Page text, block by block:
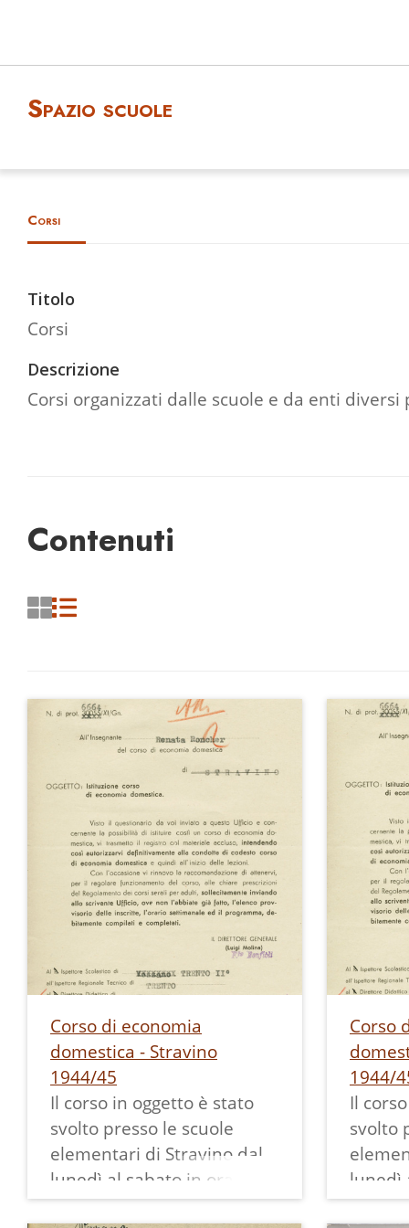
Spazio scuole
Corsi
Titolo
Corsi
Descrizione
Corsi organizzati dalle scuole e da enti
Contenuti
Corso di economia
domestica - Stravino
1944/45
Il corso in oggetto è stato
svolto presso le scuole
elementari di Stravino dal
lunedì al sabato in orario
16-18 nel periodo ottobre-
Corso
1944/
Il
svolto
lunedì
16-18